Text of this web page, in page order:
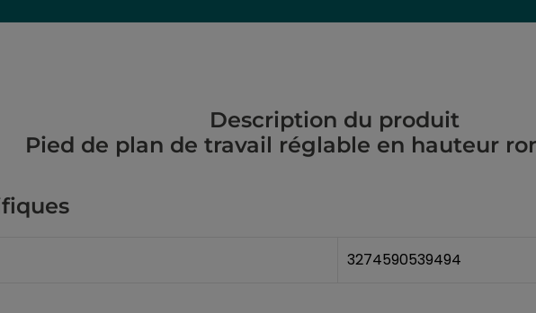
Description du produit
Pied de plan de travail réglable en hauteur
3274590539494